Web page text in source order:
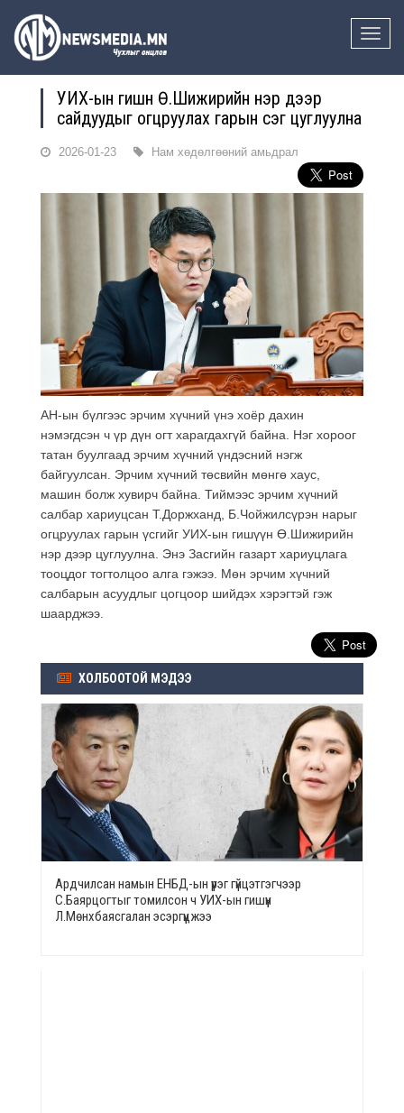
Toggle
УИХ-ын гишүүн Ө.Шижирийн нэр дээр
сайдуудыг огцруулах гарын үсэг цуглуулна
2026-01-23 Нам хөдөлгөөний амьдрал
АН-ын бүлгээс эрчим хүчний үнэ хоёр дахин
нэмэгдсэн ч үр дүн огт харагдахгүй байна. Нэг хороог
татан буулгаад эрчим хүчний үндэсний нэгж
байгуулсан. Эрчим хүчний төсвийн мөнгө хаус,
машин болж хувирч байна. Тиймээс эрчим хүчний
салбар хариуцсан Т.Доржханд, Б.Чойжилсүрэн нарыг
огцруулах гарын үсгийг УИХ-ын гишүүн Ө.Шижирийн
нэр дээр цуглуулна. Энэ Засгийн газарт хариуцлага
тооцдог тогтолцоо алга гэжээ. Мөн эрчим хүчний
салбарын асуудлыг цогцоор шийдэх хэрэгтэй гэж
шаарджээ.
ХОЛБООТОЙ МЭДЭЭ
Ардчилсан намын ЕНБД-ын үүрэг гүйцэтгэгчээр
С.Баярцогтыг томилсон ч УИХ-ын гишүүн
Л.Мөнхбаясгалан эсэргүүцжээ